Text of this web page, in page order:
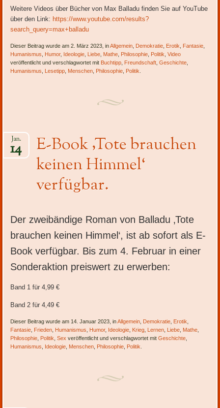
Weitere Videos über Bücher von Max Balladu finden Sie auf YouTube
über den Link: https://www.youtube.com/results?
search_query=max+balladu
Dieser Beitrag wurde am 2. März 2023, inAllgemein Demokratie Erotik Fantasie
Humanismus
Humor, Ideologie Liebe Mathe Philosophie Politik ,Video
veröffentlicht und verschlagwortet mit Buchtipp Freundschaft ,Geschichte
Humanismus
Lesetipp Menschen Philosophie Politik
E-Book ‚Tote brauchen
keinen Himmel‘
verfügbar.
Jan.
14
Der zweibändige Roman von Balladu ‚Tote
brauchen keinen Himmel‘, ist ab sofort als E-
Book verfügbar. Bis zum 4. Februar in einer
Sonderaktion preiswert zu erwerben:
Band 1 für 4,99 €
Band 2 für 4,49 €
Dieser Beitrag wurde am 14. Januar 2023, inAllgemein Demokratie Erotik
Fantasie Frieden Humanismus Humor, Ideologie Krieg Lernen Liebe Mathe
Philosophie Politik ,Sex veröffentlicht und verschlagwortet mitGeschichte
Humanismus
Ideologie Menschen Philosophie Politik